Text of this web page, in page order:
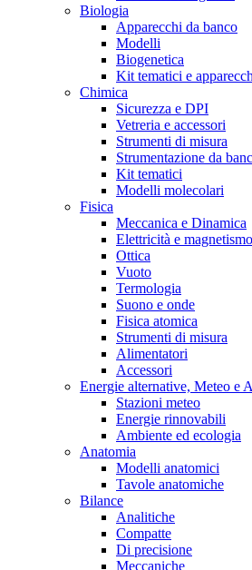
Biologia
Apparecchi da banco
Modelli
Biogenetica
Kit tematici e
Chimica
Sicurezza e DPI
Vetreria e accessori
Strumenti di misura
Strumentazione da
Kit tematici
Modelli molecolari
Fisica
Meccanica e Dinamica
Elettricità e magnetismo
Ottica
Vuoto
Termologia
Suono e onde
Fisica atomica
Strumenti di misura
Alimentatori
Accessori
Energie alternative, Meteo e
Stazioni meteo
Energie rinnovabili
Ambiente ed ecologia
Anatomia
Modelli anatomici
Tavole anatomiche
Bilance
Analitiche
Compatte
Di precisione
Meccaniche